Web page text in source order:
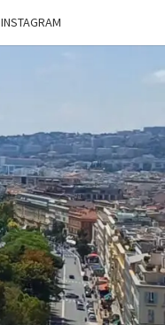
INSTAGRAM